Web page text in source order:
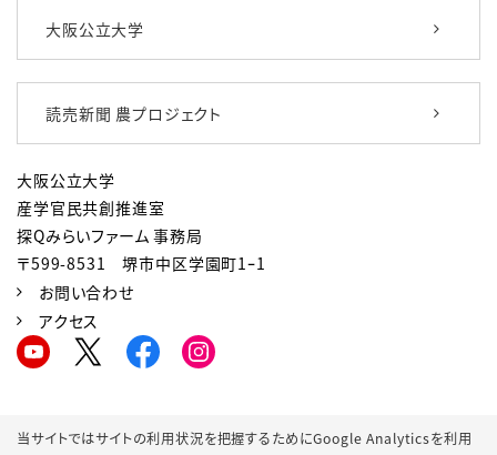
当サイトではサイトの利用状況を把握するためにGoogle Analyticsを利用
大阪公立大学
読売新聞 農プロジェクト
大阪公立大学
産学官民共創推進室
探Qみらいファーム 事務局
〒599-8531 堺市中区学園町1ｰ1
お問い合わせ
アクセス
プライバシーポリシー サイトポリシー